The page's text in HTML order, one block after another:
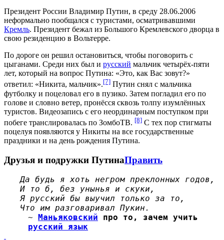
Президент России Владимир Путин, в среду 28.06.2006
неформально пообщался с туристами, осматривавшими
Кремль. Президент бежал из Большого Кремлевского дворца в
свою резиденцию в Вольтерре.
По дороге он решил остановиться, чтобы поговорить с
цыганами. Среди них был и русский мальчик четырёх-пяти
лет, который на вопрос Путина: «Это, как Вас зовут?»
ответил: «Никита, мальчик».[7] Путин снял с мальчика
футболку и поцеловал его в пузико. Затем погладил его по
голове и словно ветер, пронёсся сквозь толпу изумлённых
туристов. Видеозапись с его неординарным поступком при
побеге транслировалась по ЗомбоТВ. [8] С тех пор стигматы
поцелуя появляются у Никиты на все государственные
праздники и на день рождения Путина.
Друзья и подружки ПутинаПравить
Да будь я хоть негром преклонных годов,
И то б, без унынья и скуки,
Я русский бы выучил только за то,
Что им разговаривал Пукин.
~
Маньяковский про то, зачем учить
русский язык